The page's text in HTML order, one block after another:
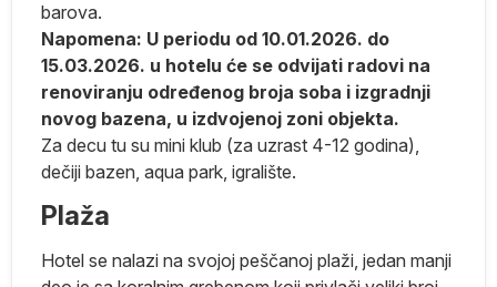
barova.
Napomena: U periodu od 10.01.2026. do
15.03.2026. u hotelu će se odvijati radovi na
renoviranju određenog broja soba i izgradnji
novog bazena, u izdvojenoj zoni objekta.
Za decu tu su mini klub (za uzrast 4-12 godina),
dečiji bazen, aqua park, igralište.
Plaža
Hotel se nalazi na svojoj peščanoj plaži, jedan manji